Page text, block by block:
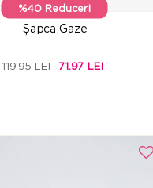
%40 Reduceri
Șapca Gaze
119.95 LEI 71.97 LEI